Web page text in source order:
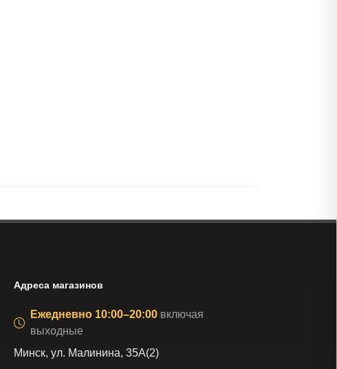
Адреса магазинов
Ежедневно 10:00–20:00 включая
выходные
Минск, ул. Малинина, 35А(2)